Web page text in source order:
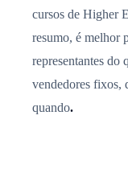
cursos de Higher
resumo, é melhor
representantes do
vendedores fixos,
quando.